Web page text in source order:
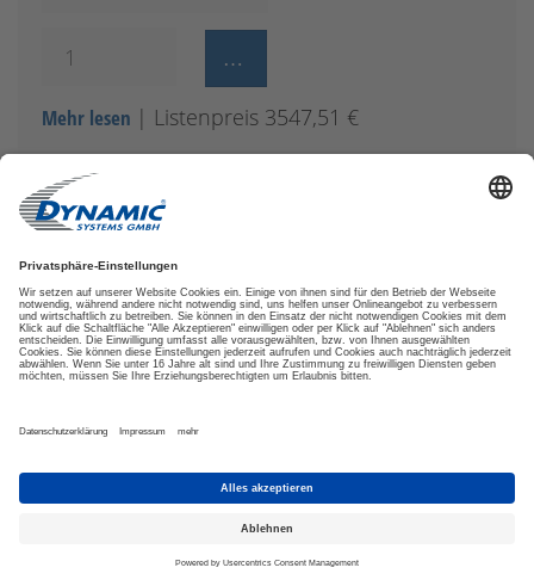
Mehr lesen | Listenpreis 3547,51 €
CK67-X1N-5ES1D0G | HONEYWELL CK67, 4,3-ZOLL-
DISPLAY, 53-TASTEN-ALPHANUMERISCHE TASTATUR, 2D
FLEXRANGEXLR-IMAGER, 8 GB RAM, 128 GB FLASH, 5G,
GPS, WI-FI 6E, 5.3 BLUETOOTH, NFC, IP65/IP68, 7000
MAH AKKU
Tragbares Datenerfassungsgerät, 4,3' Display,
480x800 Auflösung, Android, Qualcomm
QCM4490 Prozessor, 8GB RAM, 128GB Flash-
Tasten alphanumerische Tastatur, 7000mAh
Hot-Swap-Akku, 5G, GPS, Wi-Fi 6E, Bluetooth
5.3, NFC, 13MP Rückkamera, 8MP
Frontkamera, Micro-SD-Steckplatz, IP65/IP68-
Schutzklasse, inklusive 12-monatigem Device